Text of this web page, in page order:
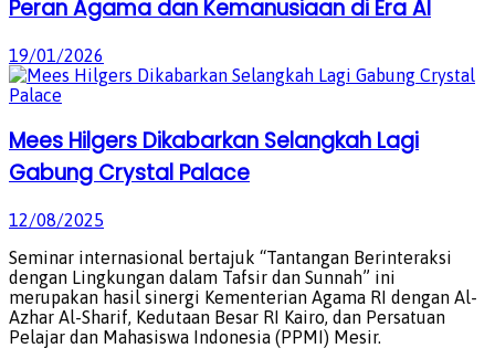
Peran Agama dan Kemanusiaan di Era AI
19/01/2026
Mees Hilgers Dikabarkan Selangkah Lagi
Gabung Crystal Palace
12/08/2025
Seminar internasional bertajuk “Tantangan Berinteraksi
dengan Lingkungan dalam Tafsir dan Sunnah” ini
merupakan hasil sinergi Kementerian Agama RI dengan Al-
Azhar Al-Sharif, Kedutaan Besar RI Kairo, dan Persatuan
Pelajar dan Mahasiswa Indonesia (PPMI) Mesir.